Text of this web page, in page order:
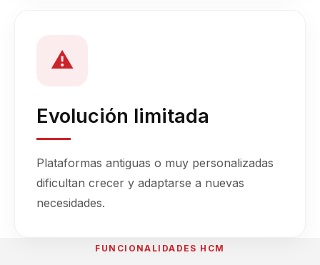
⚠️
Evolución limitada
Plataformas antiguas o muy personalizadas
dificultan crecer y adaptarse a nuevas
necesidades.
FUNCIONALIDADES HCM